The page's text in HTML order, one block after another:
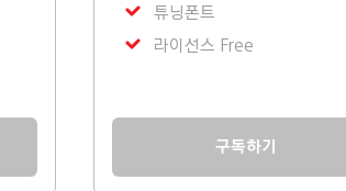
튜닝폰트
라이선스 Free
구독하기